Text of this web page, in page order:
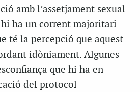
amb l’assetjament sexual
hi ha un corrent majoritari
té la percepció que aquest
idòniament. Algunes
que hi ha en
del protocol